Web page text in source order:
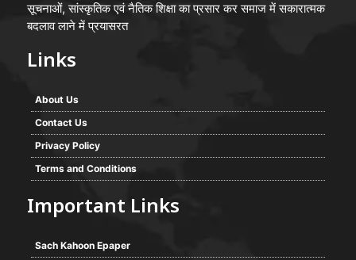
सूचनाओं, सांस्कृतिक एवं नैतिक शिक्षा का प्रसार कर समाज में सकारात्मक
बदलाव लाने में प्रयासरत
Links
About Us
Contact Us
Privacy Policy
Terms and Conditions
Important Links
Sach Kahoon Epaper